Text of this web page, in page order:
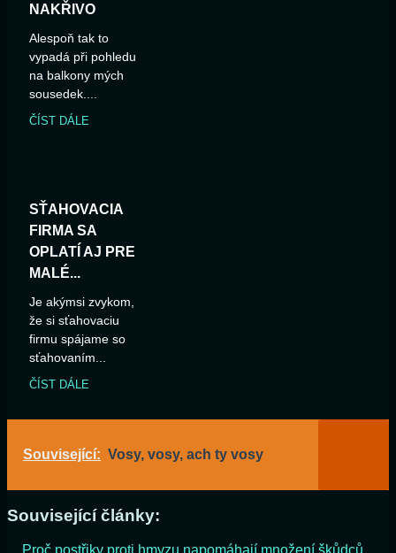
NAKŘIVO
Alespoň tak to
vypadá při pohledu
na balkony mých
sousedek....
ČÍST DÁLE
SŤAHOVACIA
FIRMA SA
OPLATÍ AJ PRE
MALÉ...
Je akýmsi zvykom,
že si sťahovaciu
firmu spájame so
sťahovaním...
ČÍST DÁLE
Související: Vosy, vosy, ach ty vosy
Související články:
Proč postřiky proti hmyzu napomáhají množení škůdců